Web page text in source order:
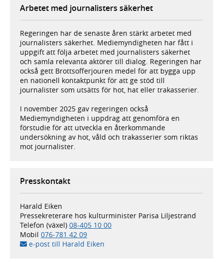
Arbetet med journalisters säkerhet
Regeringen har de senaste åren stärkt arbetet med
journalisters säkerhet. Mediemyndigheten har fått i
uppgift att följa arbetet med journalisters säkerhet
och samla relevanta aktörer till dialog. Regeringen har
också gett Brottsofferjouren medel för att bygga upp
en nationell kontaktpunkt för att ge stöd till
journalister som utsätts för hot, hat eller trakasserier.
I november 2025 gav regeringen också
Mediemyndigheten i uppdrag att genomföra en
förstudie för att utveckla en återkommande
undersökning av hot, våld och trakasserier som riktas
mot journalister.
Presskontakt
Harald Eiken
Pressekreterare hos kulturminister Parisa Liljestrand
Telefon (växel) 08-405 10 00
Mobil 076-781 42 09
e-post till Harald Eiken